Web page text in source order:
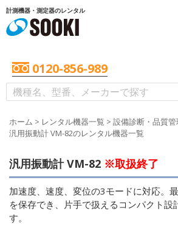
計測機器・測定器のレンタル
0120-856-989
ホーム > レンタル機器一覧 > 設備診断・品質管
汎用振動計 VM-82のレンタル機器一覧
汎用振動計 VM-82 ※取扱終了
加速度、速度、変位の3モードに対応。
を保存でき、片手で扱えるコンパクト設
す。